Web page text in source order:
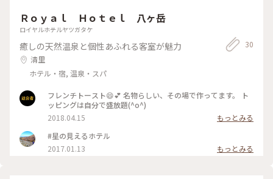
Ｒｏｙａｌ Ｈｏｔｅｌ 八ヶ岳
ロイヤルホテルヤツガタケ
癒しの天然温泉と個性あふれる客室が魅力
清里
ホテル・宿, 温泉・スパ
30
フレンチトースト😄💕 名物らしい、その場で作ってます。 ト
ッピングは自分で盛放題(^o^)
2018.04.15
もっとみる
#星の見えるホテル
2017.01.13
もっとみる